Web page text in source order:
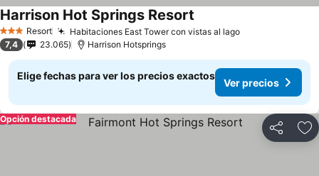
3 EstrellasResort Habitaciones East Tower con vistas al lago
Harrison Hot Springs Resort
7,4 23.065 Harrison Hotsprings
Elige fechas para ver los precios exactos
Ver precios
Compartir
Opción destacada